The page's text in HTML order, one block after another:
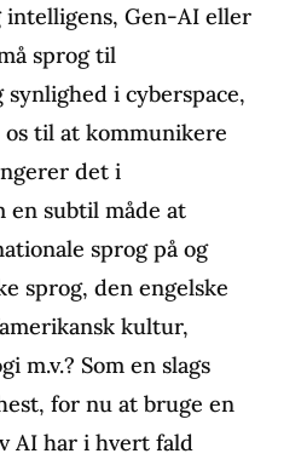
Gen-AI eller
sprog til
i cyberspace,
til at kommunikere
det i
en subtil måde at
sprog på og
sprog, den engelske
kultur,
m.v.? Som en slags
for nu at bruge en
AI har i hvert fald